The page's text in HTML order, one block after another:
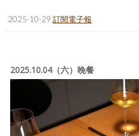
旅遊美食集
書房集
餐桌週記
2025-10-29 訂閱電子報
2025.10.04（六）晚餐